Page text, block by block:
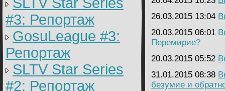
#3: Репортаж
GosuLeague #3:
Репортаж
SLTV Star Series
#2: Репортаж
26.03.2015 13:04
20.03.2015 06:01
Перемирие?
20.03.2015 05:52
31.01.2015 08:38
безумие и